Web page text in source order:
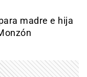
madre e hija